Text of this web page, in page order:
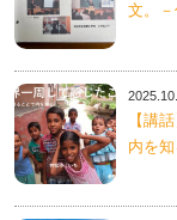
文。
【講
内を